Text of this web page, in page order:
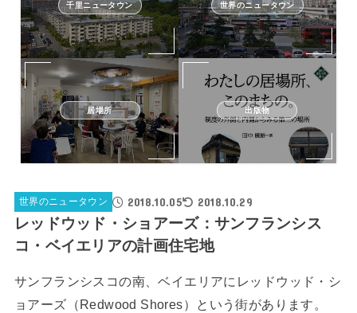
千里ニュータウン 世界のニュータウン
居場所 出版物
世界のニュータウン 2018.10.05 2018.10.29
レッドウッド・ショアーズ：サンフランシス
コ・ベイエリアの計画住宅地
サンフランシスコの南、ベイエリアにレッドウッド・シ
ョアーズ（Redwood Shores）という街があります。